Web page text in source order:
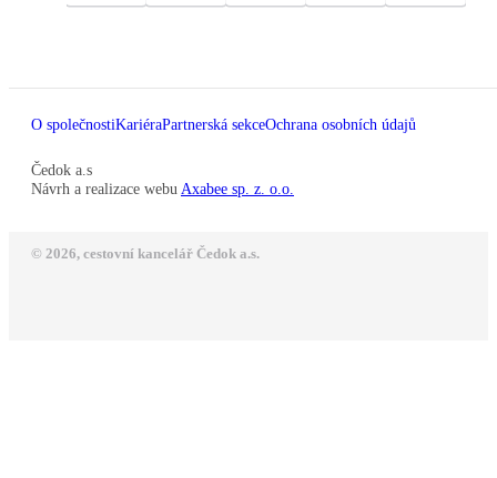
O společnostiKariéraPartnerská sekceOchrana osobních údajů
Čedok a.s
Návrh a realizace webu Axabee sp. z. o.o.
© 2026, cestovní kancelář Čedok a.s.